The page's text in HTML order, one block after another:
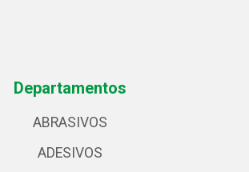
Departamentos
ABRASIVOS
ADESIVOS